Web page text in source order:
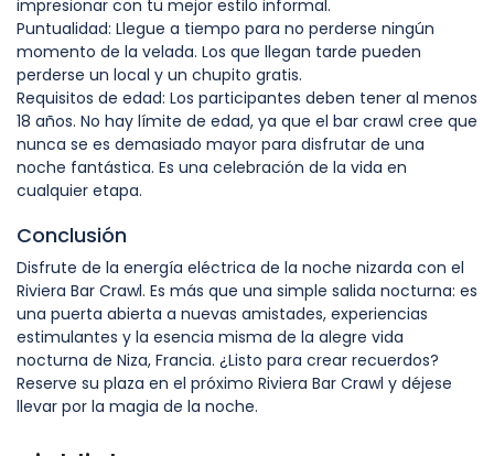
impresionar con tu mejor estilo informal.
Puntualidad: Llegue a tiempo para no perderse ningún
momento de la velada. Los que llegan tarde pueden
perderse un local y un chupito gratis.
Requisitos de edad: Los participantes deben tener al menos
18 años. No hay límite de edad, ya que el bar crawl cree que
nunca se es demasiado mayor para disfrutar de una
noche fantástica. Es una celebración de la vida en
cualquier etapa.
Conclusión
Disfrute de la energía eléctrica de la noche nizarda con el
Riviera Bar Crawl. Es más que una simple salida nocturna: es
una puerta abierta a nuevas amistades, experiencias
estimulantes y la esencia misma de la alegre vida
nocturna de Niza, Francia. ¿Listo para crear recuerdos?
Reserve su plaza en el próximo Riviera Bar Crawl y déjese
llevar por la magia de la noche.